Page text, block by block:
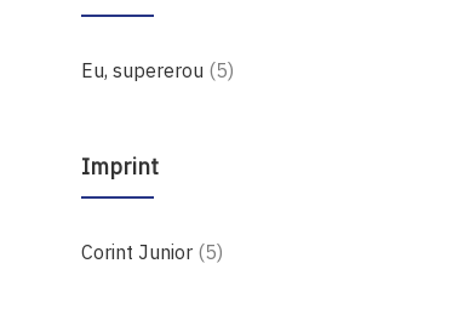
Eu, supererou 5produse
Imprint
Corint Junior 5produse